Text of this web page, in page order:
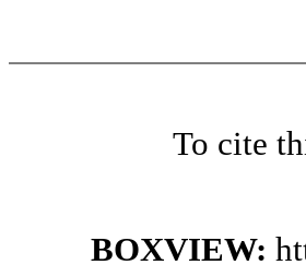
To cite
BOXVIEW: